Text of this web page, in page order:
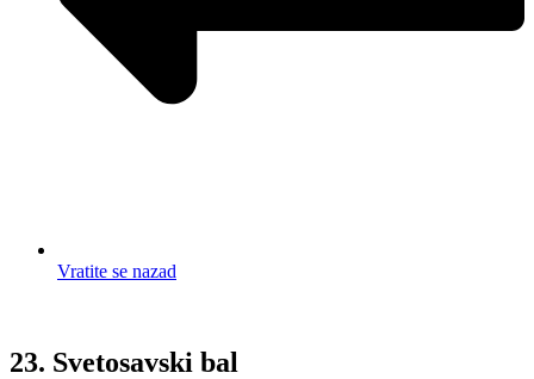
Vratite se nazad
23. Svetosavski bal